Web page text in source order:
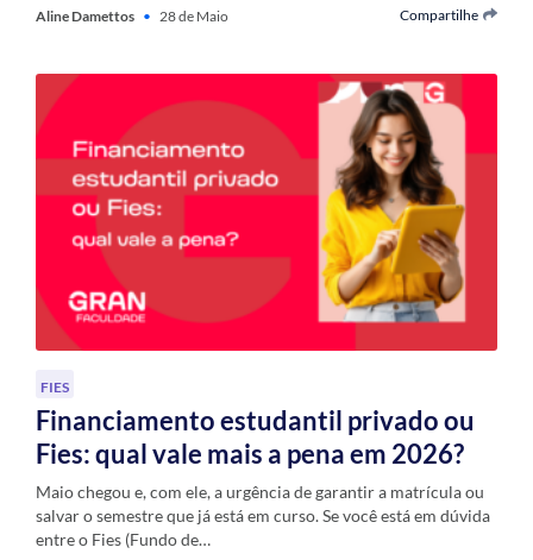
Aline Damettos • 28 de Maio Compartilhe
FIES
Financiamento estudantil privado ou
Fies: qual vale mais a pena em 2026?
Maio chegou e, com ele, a urgência de garantir a matrícula ou
salvar o semestre que já está em curso. Se você está em dúvida
entre o Fies (Fundo de…